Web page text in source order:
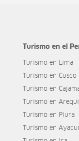
Turismo en el
Turismo en Lima
Turismo en Cusco
Turismo en
Turismo en
Turismo en Piura
Turismo en